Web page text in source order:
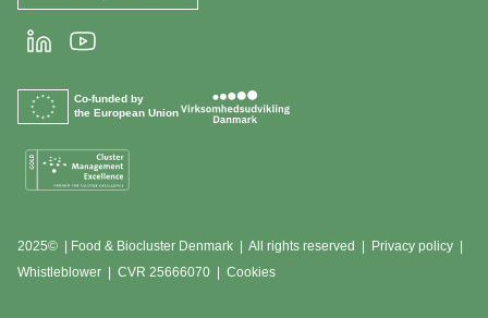
LinkedInYoutube
Co-funded by
the European Union
2025© | Food & Biocluster Denmark | All rights reserved | Privacy policy
Whistleblower
CVR 25666070 | Cookies